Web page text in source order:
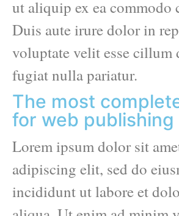
ut aliquip ex ea commodo
Duis aute irure dolor in
voluptate velit esse cillum
fugiat nulla pariatur.
The most
for web publishing
Lorem ipsum dolor sit
adipiscing elit, sed do
incididunt ut labore et